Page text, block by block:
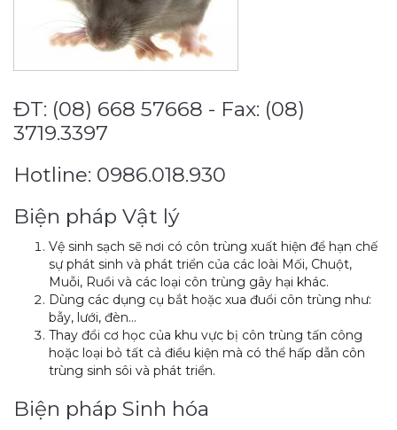
ĐT: (08) 668 57668 - Fax: (08)
3719.3397
Hotline: 0986.018.930
Biện pháp Vật lý
Vệ sinh sạch sẽ nơi có côn trùng xuất hiện để hạn chế
sự phát sinh và phát triển của các loài Mối, Chuột,
Muỗi, Ruồi và các loại côn trùng gây hại khác.
Dùng các dụng cụ bắt hoặc xua đuổi côn trùng như:
bẫy, lưới, đèn…
Thay đổi cơ học của khu vực bị côn trùng tấn công
hoặc loại bỏ tất cả điều kiện mà có thể hấp dẫn côn
trùng sinh sôi và phát triển.
Biện pháp Sinh hóa